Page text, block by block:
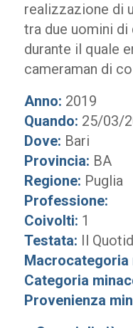
realizzazione di
tra due uomini
durante il quale
cameraman di
Anno: 2019
Quando: 25/03/
Dove: Bari
Provincia: BA
Regione: Puglia
Professione:
Coivolti: 1
Testata: Il
Macrocategoria
Categoria
Provenienza